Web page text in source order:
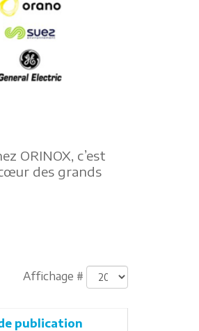
ORINOX, c’est
des grands
Affichage #
publication